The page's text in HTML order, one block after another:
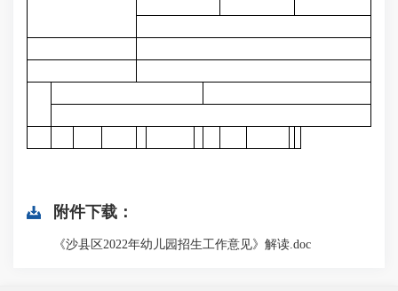
附件下载：
《沙县区2022年幼儿园招生工作意见》解读.doc